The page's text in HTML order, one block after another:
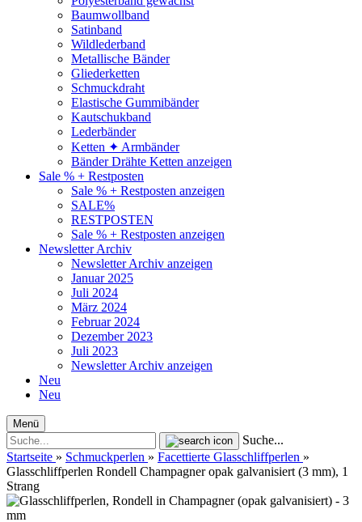
Baumwollband
Satinband
Wildlederband
Metallische Bänder
Gliederketten
Schmuckdraht
Elastische Gummibänder
Kautschukband
Lederbänder
Ketten ✦ Armbänder
Bänder Drähte Ketten anzeigen
Sale % + Restposten
Sale % + Restposten anzeigen
SALE%
RESTPOSTEN
Sale % + Restposten anzeigen
Newsletter Archiv
Newsletter Archiv anzeigen
Januar 2025
Juli 2024
März 2024
Februar 2024
Dezember 2023
Juli 2023
Newsletter Archiv anzeigen
Neu
Neu
Menü
Suche...
Startseite » Schmuckperlen » Facettierte Glasschliffperlen »
Glasschliffperlen Rondell Champagner opak galvanisiert (3 mm), 1
Strang